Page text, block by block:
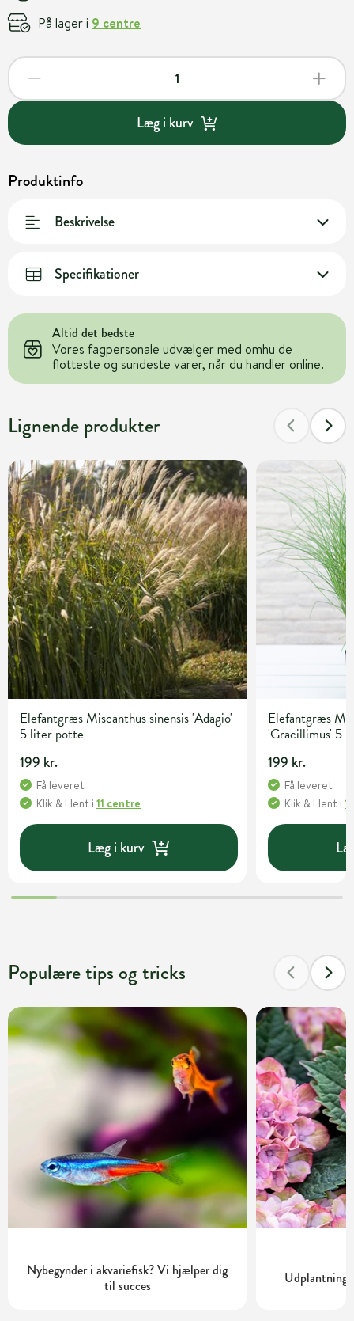
På lager i 9 centre
Læg i kurv
Produktinfo
Beskrivelse
Specifikationer
Altid det bedste
Vores fagpersonale udvælger med omhu de
flotteste og sundeste varer, når du handler online.
Lignende produkter
Elefantgræs Miscanthus sinensis 'Adagio'
5 liter potte
199 kr.
Få leveret
Klik & Hent i 11 centre
Læg i kurv
Elefantgræs
'Gracillimus' 5
199 kr.
Få leveret
Klik & Hent i
Populære tips og tricks
Nybegynder i akvariefisk? Vi hjælper dig
til succes
Udplantning